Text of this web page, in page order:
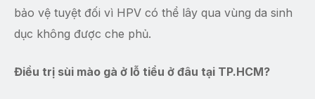
bảo vệ tuyệt đối vì HPV có thể lây qua vùng da sinh
dục không được che phủ.
Điều trị sùi mào gà ở lỗ tiểu ở đâu tại TP.HCM?